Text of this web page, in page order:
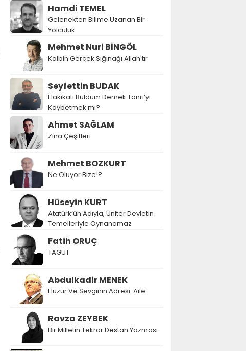
Hamdi TEMEL
Gelenekten Bilime Uzanan Bir
Yolculuk
Mehmet Nuri BİNGÖL
Kalbin Gerçek Sığınağı Allah'tır
Seyfettin BUDAK
Hakikati Buldum Demek Tanrı’yı
Kaybetmek mi?
Ahmet SAĞLAM
Zina Çeşitleri
Mehmet BOZKURT
Ne Oluyor Bize!?
Hüseyin KURT
Atatürk’ün Adıyla, Üniter Devletin
Temelleriyle Oynanamaz
Fatih ORUÇ
TAGUT
Abdulkadir MENEK
Huzur Ve Sevginin Adresi: Aile
Ravza ZEYBEK
Bir Milletin Tekrar Destan Yazması